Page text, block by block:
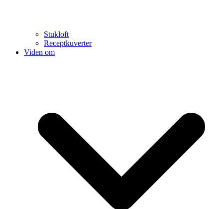
Stukloft
Receptkuverter
Viden om